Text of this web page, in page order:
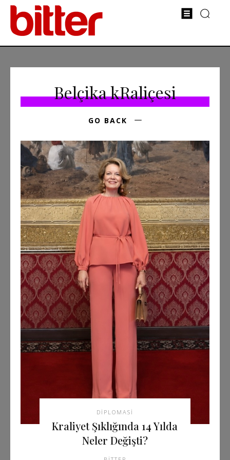
Belçika kRaliçesi
GO BACK
DIPLOMASI
Kraliyet Şıklığında 14 Yılda
Neler Değişti?